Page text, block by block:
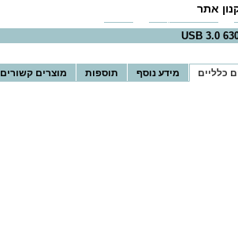
אתר
>>
כלליים מידע נוסף תוספות מוצרים קשורים